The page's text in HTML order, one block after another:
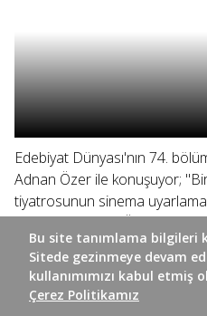
Edebiyat Dünyası'nın 74.
Adnan Özer ile konuşuyor;
tiyatrosunun sinema
şerhini ele alıyor, Özdemir
dinliyoruz.
Bu site tanımlama bilgileri
Sitede gezinmeye devam
kullanımımızı kabul etmiş
Çerez Politikamız